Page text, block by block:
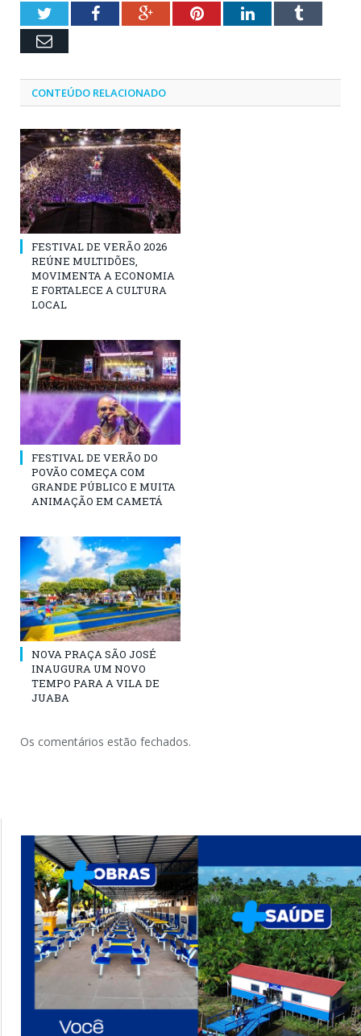
TwitterFacebookGoogle+PinterestLinkedInTumblr
Email
CONTEÚDO RELACIONADO
FESTIVAL DE VERÃO 2026
REÚNE MULTIDÕES,
MOVIMENTA A ECONOMIA
E FORTALECE A CULTURA
LOCAL
FESTIVAL DE VERÃO DO
POVÃO COMEÇA COM
GRANDE PÚBLICO E MUITA
ANIMAÇÃO EM CAMETÁ
NOVA PRAÇA SÃO JOSÉ
INAUGURA UM NOVO
TEMPO PARA A VILA DE
JUABA
Os comentários estão fechados.